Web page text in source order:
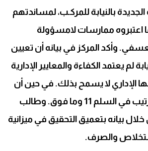
بالنيابة للمركـب، لمساندتهم
اعتبروه ممارسات لامسؤولة
وأكد المركز في بيانه أن تعيين
لم يعتمد الكفاءة والمعايير الإدارية
الإداري لا يسمح بذلك. في حين أن
المنصب يتطلب الترتيب في السلم 11 وما فوق. وطالب
بيانه بتعميق التحقيق في ميزانية
والصرف.